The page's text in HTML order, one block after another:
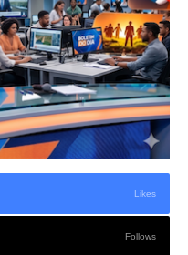
Likes
Follows